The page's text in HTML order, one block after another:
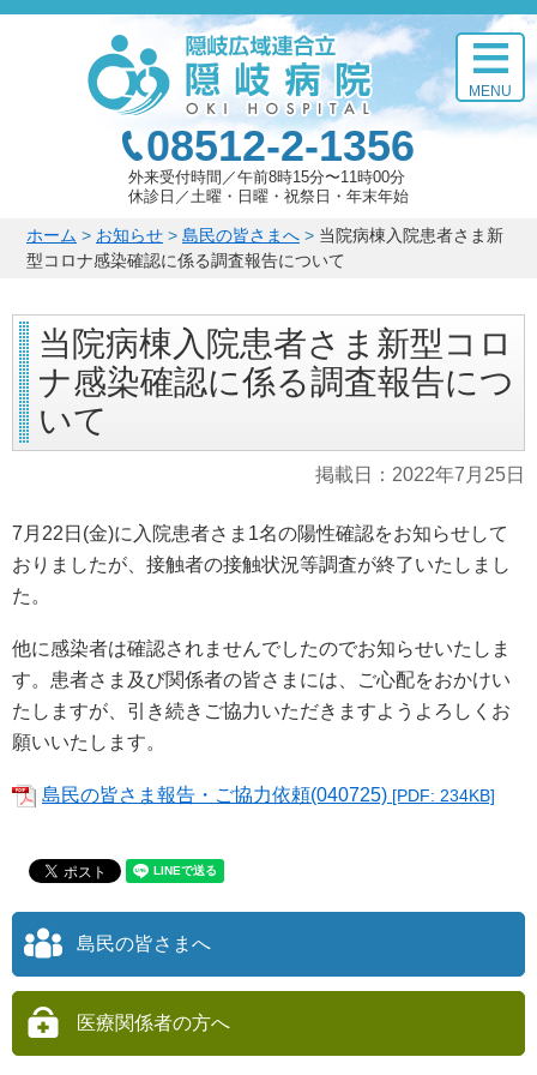
このページの本文へ
08512-2-1356
外来受付時間
午前8時15分〜11時00分
休診日
土曜・日曜・祝祭日・年末年始
MENU
こ
の
ー
ジ
の
位
置:
ホーム > お知らせ > 島民の皆さまへ > 当院病棟入院患者さま新
型コロナ感染確認に係る調査報告について
当院病棟入院患者さま新型コロ
ナ感染確認に係る調査報告につ
いて
掲載日： 2022年7月25日
7月22日(金)に入院患者さま1名の陽性確認をお知らせして
おりましたが、接触者の接触状況等調査が終了いたしまし
た。
他に感染者は確認されませんでしたのでお知らせいたしま
す。患者さま及び関係者の皆さまには、ご心配をおかけい
たしますが、引き続きご協力いただきますようよろしくお
願いいたします。
島民の皆さま報告・ご協力依頼(040725) [PDF: 234KB]
島民の皆さまへ
医療関係者の方へ